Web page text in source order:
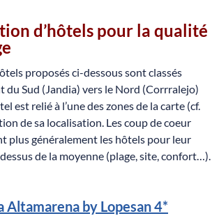
d’hôtels pour la qualité
proposés ci-dessous sont classés
du Sud (Jandia) vers le Nord (Corrralejo)
est relié à l’une des zones de la carte (cf.
de sa localisation. Les coup de coeur
plus généralement les hôtels pour leur
de la moyenne (plage, site, confort…).
Altamarena by Lopesan4*